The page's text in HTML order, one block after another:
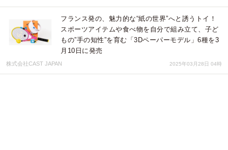
フランス発の、魅力的な“紙の世界”へと誘うトイ！
スポーツアイテムや食べ物を自分で組み立て、子ど
もの”手の知性”を育む「3Dペーパーモデル」6種を3
月10日に発売
株式会社CAST JAPAN 2025年03月28日 04時